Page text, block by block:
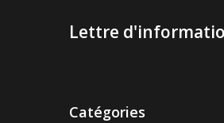
Lettre
Catégories